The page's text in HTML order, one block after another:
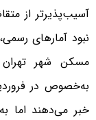
آسیب‌‌‌‌پذیر‌‌‌‌تر از
نبود آمارهای
مسکن شهر
به‌خصوص در
خبر می‌دهند اما